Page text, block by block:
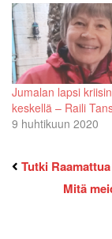
Jumalan lapsi kriisin
keskellä – Raili
9 huhtikuun 2020
Tutki
Mitä